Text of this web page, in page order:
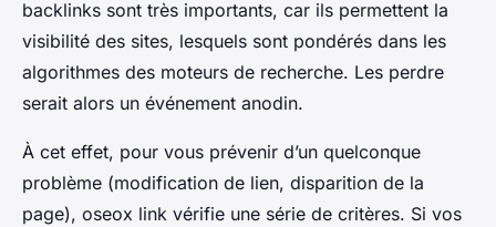
backlinks sont très importants, car ils permettent la
visibilité des sites, lesquels sont pondérés dans les
algorithmes des moteurs de recherche. Les perdre
serait alors un événement anodin.
À cet effet, pour vous prévenir d’un quelconque
problème (modification de lien, disparition de la
page), oseox link vérifie une série de critères. Si vos